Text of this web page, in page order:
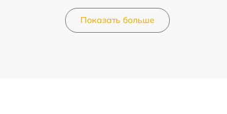
Показать больше